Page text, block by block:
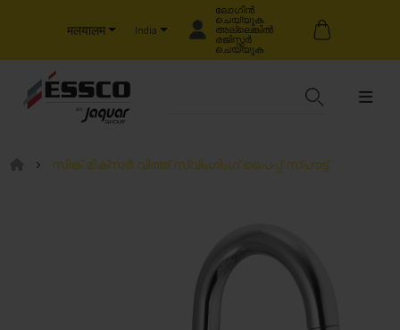
मलयालम India
ലോഗിൻ
ചെയ്യുക
അല്ലെങ്കിൽ
രജിസ്റ്റർ
ചെയ്യുക
സിങ്ക് മിക്സർ വിത്ത് സ്വിംഗിംഗ് പൈപ്പ് സ്പൗട്ട്